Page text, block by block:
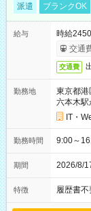
派遣 ブランクOK
給与
時給
交通
交通費
勤務地
東京都港
六本木
IT・
勤務時間 9:00～
期間 2026/8/
特徴 履歴書不